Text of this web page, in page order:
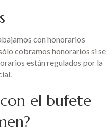
con honorarios
cobramos honorarios si se
están regulados por la
el bufete